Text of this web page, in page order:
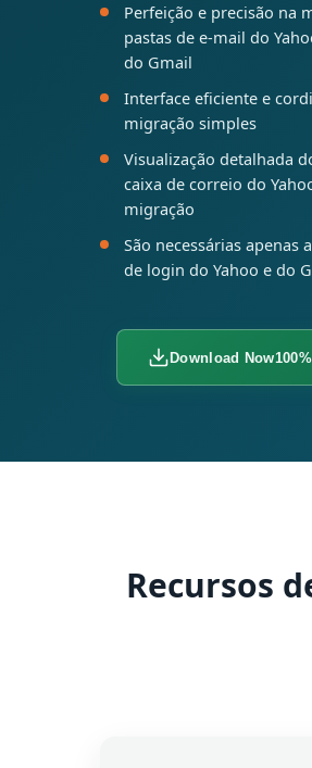
Perfeição e precisão na
pastas de e-mail do
do Gmail
Interface eficiente e
migração simples
Visualização detalhada
caixa de correio do
migração
São necessárias apenas
de login do Yahoo e do
Download Now
Recursos